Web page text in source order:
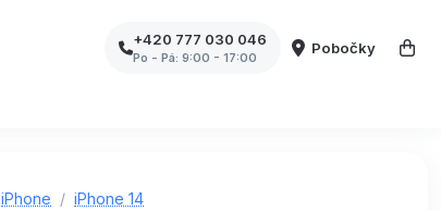
+420 777 030 046
Po - Pá: 9:00 - 17:00
Pobočky
iPhone iPhone 14